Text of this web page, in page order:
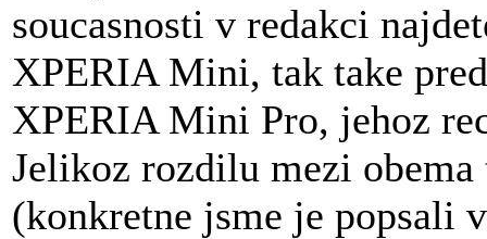
soucasnosti v redakci
XPERIA Mini, tak take
XPERIA Mini Pro, jehoz
Jelikoz rozdilu mezi
(konkretne jsme je popsali